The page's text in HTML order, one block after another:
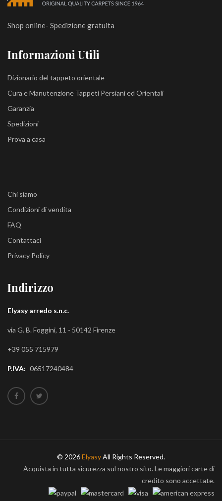
Shop online- Spedizione gratuita
Informazioni Utili
Dizionario del tappeto orientale
Cura e Manutenzione Tappeti Persiani ed Orientali
Garanzia
Spedizioni
Prova a casa
Chi siamo
Condizioni di vendita
FAQ
Contattaci
Privacy Policy
Indirizzo
Elyasy arredo s.n.c.
via G. B. Foggini, 11 - 50142 Firenze
+39 055 715979
P.IVA: 06517240484
© 2026ElyasyAll Rights Reserved.
Acquista in tutta sicurezza sul nostro sito. Le maggiori carte di
credito sono accettate.